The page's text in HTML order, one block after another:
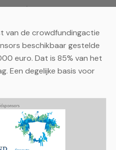
van de crowdfundingactie
beschikbaar gestelde
euro. Dat is 85% van het
Een degelijke basis voor